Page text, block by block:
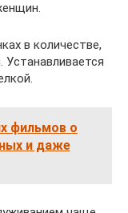
в количестве,
Устанавливается
фильмов о
и даже